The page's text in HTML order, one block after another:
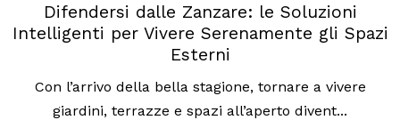
Difendersi dalle Zanzare: le Soluzioni
Intelligenti per Vivere Serenamente gli Spazi
Esterni
Con l’arrivo della bella stagione, tornare a vivere
giardini, terrazze e spazi all’aperto divent...